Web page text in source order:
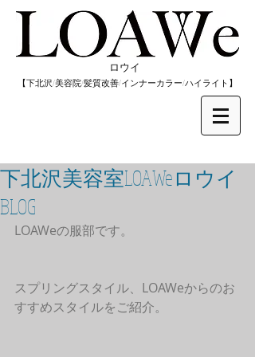
​ロウイ
​【下北沢/美容院/髪質改善/インナーカラー/​ハイライト】
下北沢美容室LOAWeロウイ
BLOG
LOAWeの服部です。
スプリングスタイル、LOAWeからのお
すすめスタイルをご紹介。